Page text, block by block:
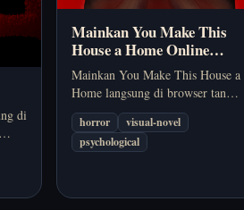
di
Mainkan You Make This
House a Home Online
Gratis (Visual Novel Horor
Psikologis)
Mainkan You Make This House a
Home langsung di browser tanpa
download. Jelajahi kisah horor
psikologis tentang ingatan,
kontrol, dan obsesi.
horror
visual-novel
psychological